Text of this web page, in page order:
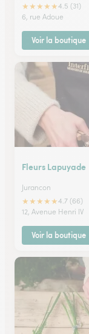
★★★★★4.5 (31)
6, rue Adoue
Voir la boutique
Fleurs Lapuyade
Jurancon
★★★★★4.7 (66)
12, Avenue Henri IV
Voir la boutique